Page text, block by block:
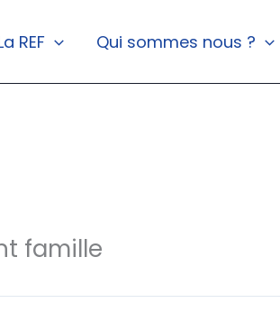
REF Qui sommes nous ?
famille